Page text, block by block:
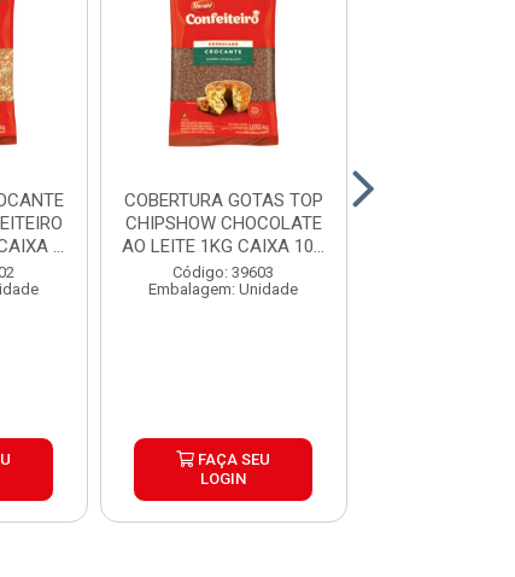
...
COBERTURA GOTAS TOP
CHIPSHOW CHOCOLATE
AO LEITE 1KG CAIXA 10...
Código: 39603
Embalagem: Unidade
FAÇA SEU
LOGIN